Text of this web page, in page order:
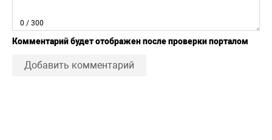
0 / 300
Комментарий будет отображен после проверки порталом
Добавить комментарий